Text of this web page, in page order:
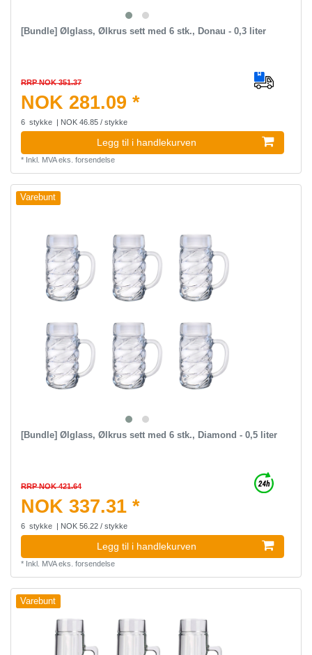
[Bundle] Ølglass, Ølkrus sett med 6 stk., Donau - 0,3 liter
RRP NOK 351.37
NOK 281.09 *
6 stykke | NOK 46.85 / stykke
Legg til i handlekurven
* Inkl. MVAeks. forsendelse
Varebunt
[Bundle] Ølglass, Ølkrus sett med 6 stk., Diamond - 0,5 liter
RRP NOK 421.64
NOK 337.31 *
6 stykke | NOK 56.22 / stykke
Legg til i handlekurven
* Inkl. MVAeks. forsendelse
Varebunt